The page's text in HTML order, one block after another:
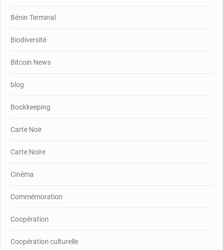
Bénin Terminal
Biodiversité
Bitcoin News
blog
Bookkeeping
Carte Noir
Carte Noire
Cinéma
Commémoration
Coopération
Coopération culturelle